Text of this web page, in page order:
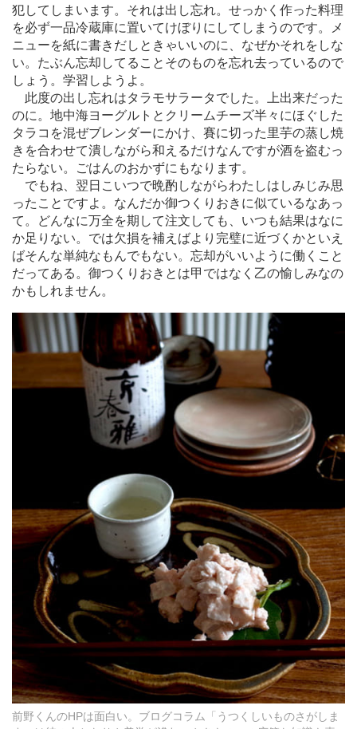
犯してしまいます。それは出し忘れ。せっかく作った料理
を必ず一品冷蔵庫に置いてけぼりにしてしまうのです。メ
ニューを紙に書きだしときゃいいのに、なぜかそれをしな
い。たぶん忘却してることそのものを忘れ去っているので
しょう。学習しようよ。
此度の出し忘れはタラモサラータでした。上出来だった
のに。地中海ヨーグルトとクリームチーズ半々にほぐした
タラコを混ぜブレンダーにかけ、賽に切った里芋の蒸し焼
きを合わせて潰しながら和えるだけなんですが酒を盗むっ
たらない。ごはんのおかずにもなります。
でもね、翌日こいつで晩酌しながらわたしはしみじみ思
ったことですよ。なんだか御つくりおきに似ているなあっ
て。どんなに万全を期して注文しても、いつも結果はなに
か足りない。では欠損を補えばより完璧に近づくかといえ
ばそんな単純なもんでもない。忘却がいいように働くこと
だってある。御つくりおきとは甲ではなく乙の愉しみなの
かもしれません。
前野くんのHPは面白い。ブログコラム「うつくしいものさがしま